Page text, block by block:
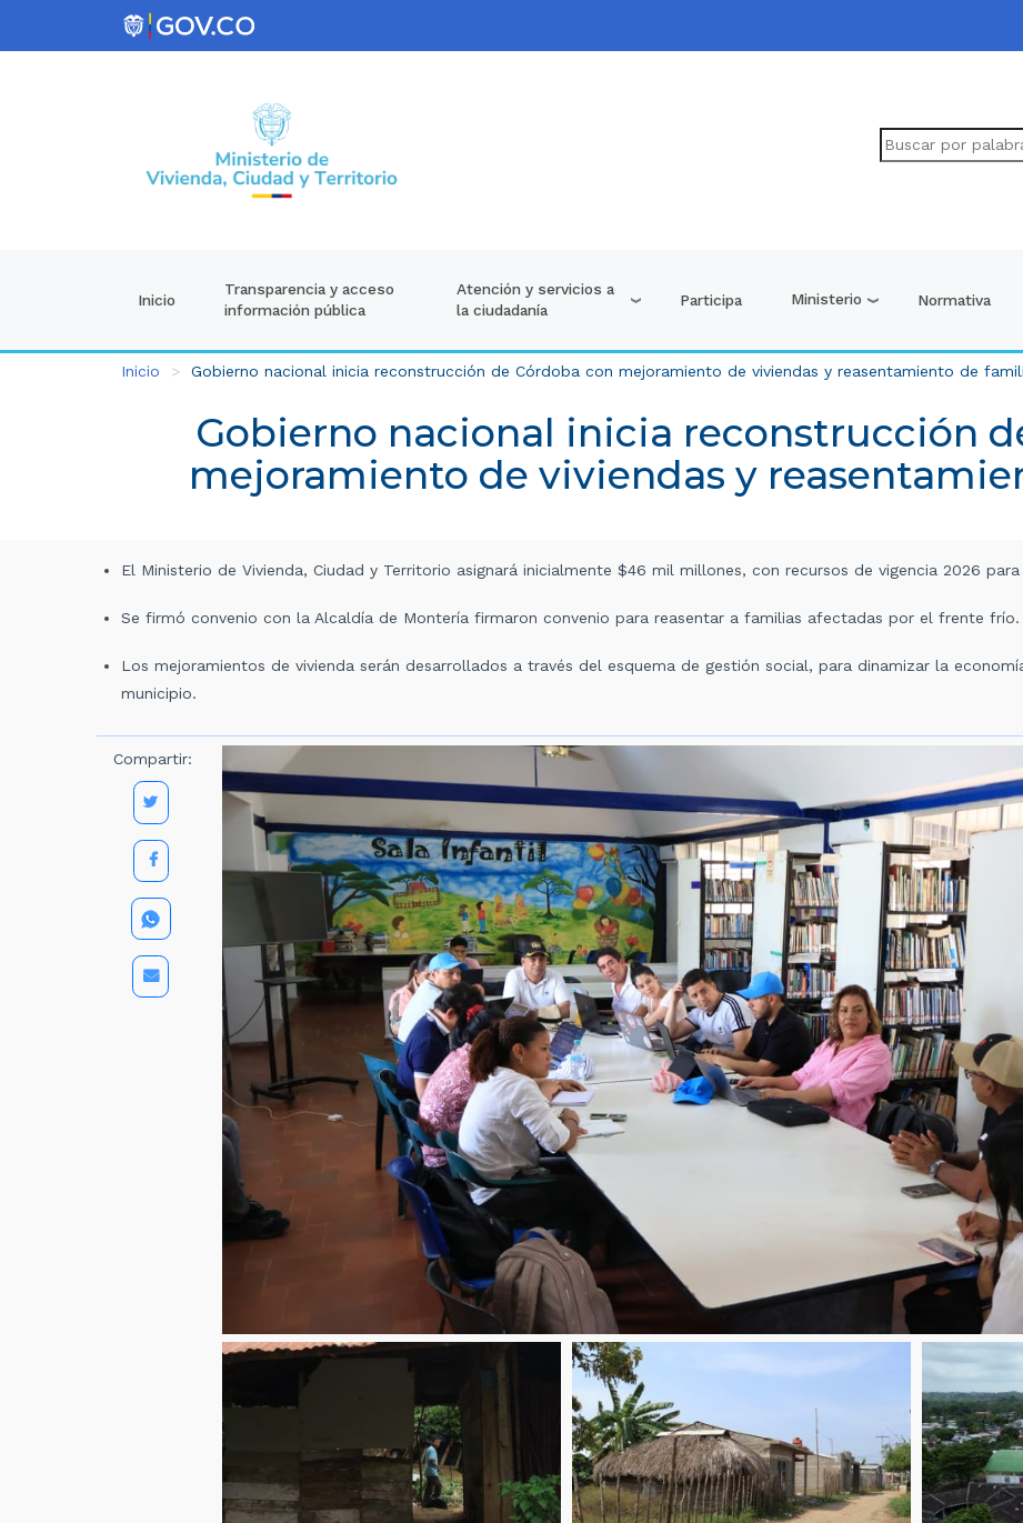
Inicio
Transparencia y acceso
información pública
Atención y servicios a
la ciudadanía
Participa Ministerio Normativa
Inicio Gobierno nacional inicia reconstrucción de Córdoba con mejoramiento de viviendas y reasentamiento de
Gobierno nacional inicia reconstrucción
mejoramiento de viviendas y
El Ministerio de Vivienda, Ciudad y Territorio asignará inicialmente $46 mil millones, con recursos de vigencia 2026
Se firmó convenio con la Alcaldía de Montería firmaron convenio para reasentar a familias afectadas por el frente frío.
Los mejoramientos de vivienda serán desarrollados a través del esquema de gestión social, para dinamizar la
municipio.
Compartir: